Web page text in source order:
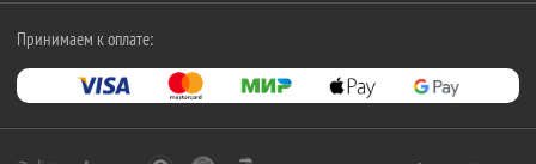
Принимаем к оплате: